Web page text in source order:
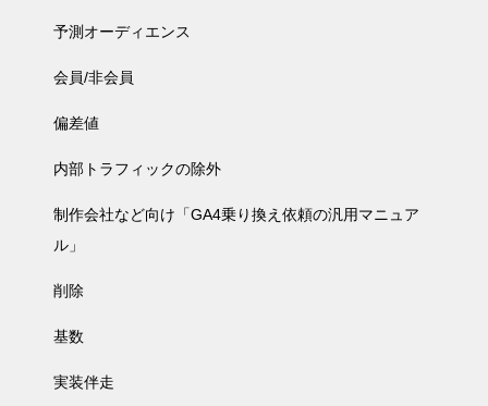
予測オーディエンス
会員/非会員
偏差値
内部トラフィックの除外
制作会社など向け「GA4乗り換え依頼の汎用マニュア
ル」
削除
基数
実装伴走